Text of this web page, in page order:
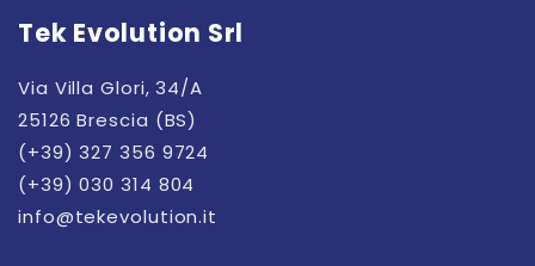
Tek Evolution Srl
Via Villa Glori, 34/A
25126 Brescia (BS)
(+39) 327 356 9724
(+39) 030 314 804
info@tekevolution.it